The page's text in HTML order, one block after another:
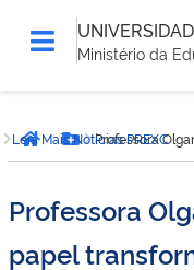
Ministério da
está
aqui:Página inicial
Botão Menu
Leia Mais Noticias PREXC
Professora
Professora
papel